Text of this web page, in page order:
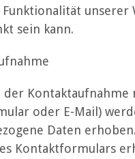
Funktionalität unserer
sein kann.
der Kontaktaufnahme
oder E-Mail)
Daten
Kontaktformulars